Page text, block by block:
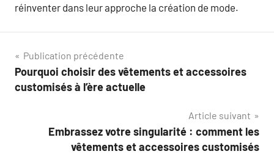
réinventer dans leur approche la création de mode.
Navigation
de
Publication précédente
Pourquoi choisir des vêtements et accessoires
customisés à l’ère actuelle
Article suivant
Embrassez votre singularité : comment les
vêtements et accessoires customisés